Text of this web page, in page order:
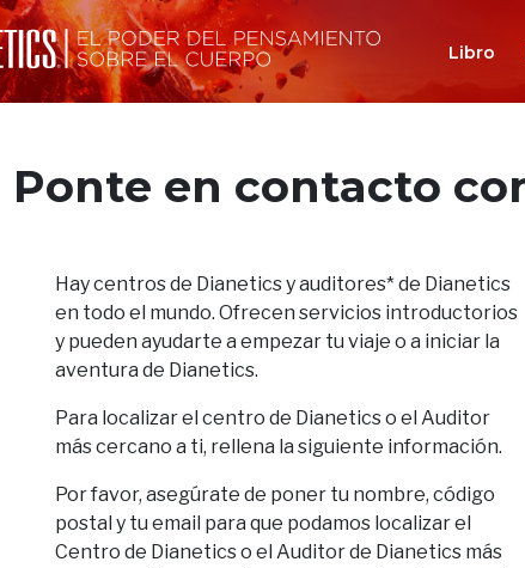
Libro
Ponte en contacto
Hay centros de Dianetics y auditores* de Dianetics
en todo el mundo. Ofrecen servicios introductorios
y pueden ayudarte a empezar tu viaje o a iniciar la
aventura de Dianetics.
Para localizar el centro de Dianetics o el Auditor
más cercano a ti, rellena la siguiente información.
Por favor, asegúrate de poner tu nombre, código
postal y tu email para que podamos localizar el
Centro de Dianetics o el Auditor de Dianetics más